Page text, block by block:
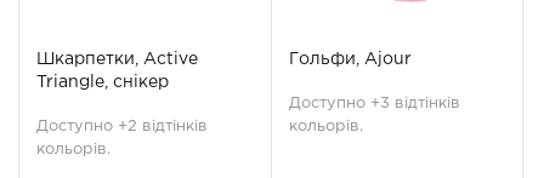
Шкарпетки, Active
Triangle, снікер
Доступно +2 відтінків
кольорів.
Гольфи, Ajour
Доступно +3 відтінків
кольорів.